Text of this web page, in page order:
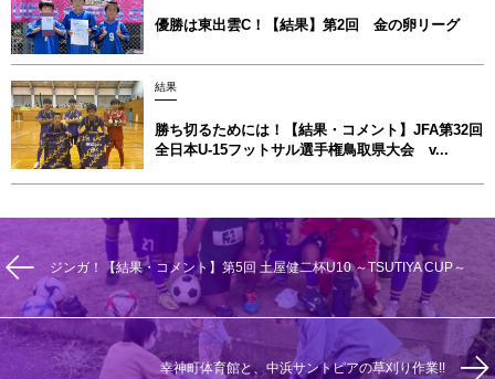
優勝は東出雲C！【結果】第2回 金の卵リーグ
結果
勝ち切るためには！【結果・コメント】JFA第32回
全日本U-15フットサル選手権鳥取県大会 v...
ジンガ！【結果・コメント】第5回 土屋健二杯U10 ～TSUTIYA CUP～
幸神町体育館と、中浜サントピアの草刈り作業!!